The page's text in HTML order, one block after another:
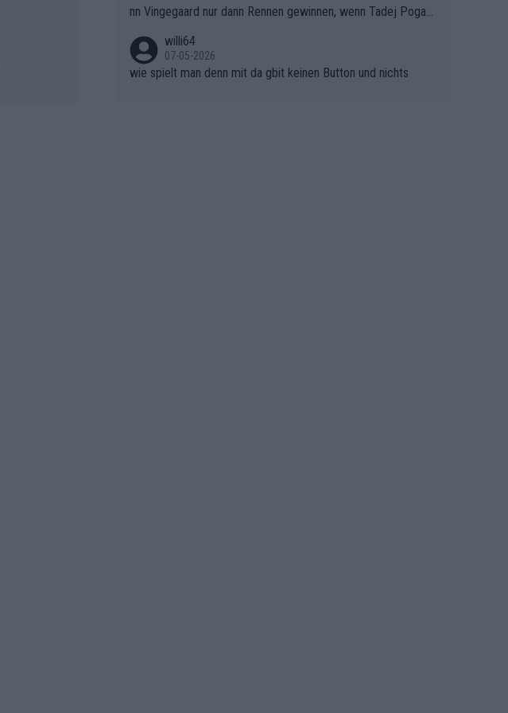
berwasser, aber SD Worx und Vollering müssen jetzt All-In ge
hen. (gregmann)
nn Vingegaard nur dann Rennen gewinnen, wenn Tadej Pogaca
willi64
07-05-2026
wie spielt man denn mit da gbit keinen Button und nichts